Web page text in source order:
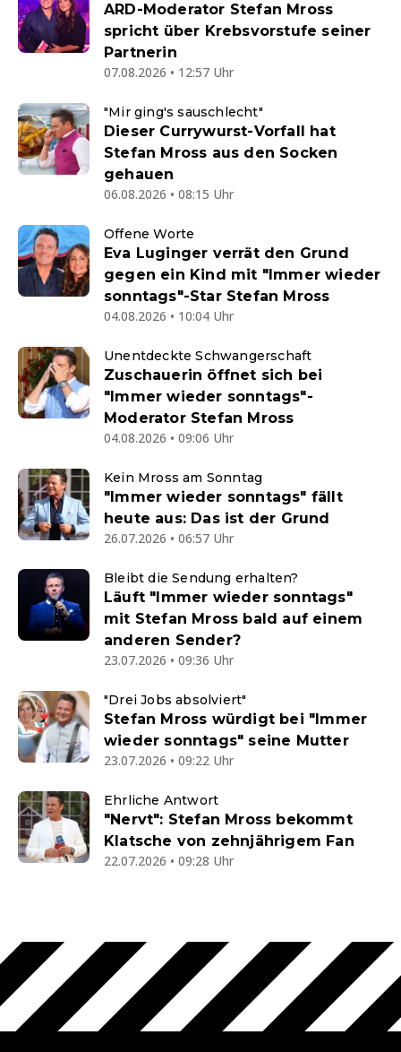
ARD-Moderator Stefan Mross
spricht über Krebsvorstufe seiner
Partnerin
07.08.2026 • 12:57 Uhr
"Mir ging's sauschlecht"
Dieser Currywurst-Vorfall hat
Stefan Mross aus den Socken
gehauen
06.08.2026 • 08:15 Uhr
Offene Worte
Eva Luginger verrät den Grund
gegen ein Kind mit "Immer wieder
sonntags"-Star Stefan Mross
04.08.2026 • 10:04 Uhr
Unentdeckte Schwangerschaft
Zuschauerin öffnet sich bei
"Immer wieder sonntags"-
Moderator Stefan Mross
04.08.2026 • 09:06 Uhr
Kein Mross am Sonntag
"Immer wieder sonntags" fällt
heute aus: Das ist der Grund
26.07.2026 • 06:57 Uhr
Bleibt die Sendung erhalten?
Läuft "Immer wieder sonntags"
mit Stefan Mross bald auf einem
anderen Sender?
23.07.2026 • 09:36 Uhr
"Drei Jobs absolviert"
Stefan Mross würdigt bei "Immer
wieder sonntags" seine Mutter
23.07.2026 • 09:22 Uhr
Ehrliche Antwort
"Nervt": Stefan Mross bekommt
Klatsche von zehnjährigem Fan
22.07.2026 • 09:28 Uhr